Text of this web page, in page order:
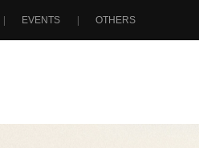
EVENTS OTHERS